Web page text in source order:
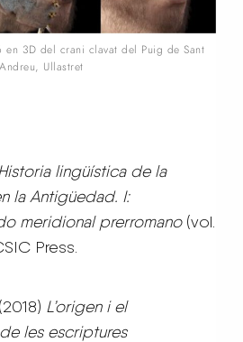
en 3D del crani clavat del Puig de Sant
Andreu, Ullastret
lingüística de la
la Antigüedad. I:
meridional prerromano(vol.
Press.
L’origen i el
les escriptures